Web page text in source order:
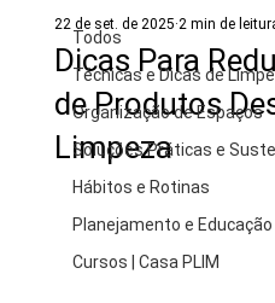
Todos
Técnicas e Dicas de
Organização de Espaços
Soluções Práticas e
Hábitos e Rotinas
Planejamento e Educação
Cursos | Casa PLIM
Dicas Para
de Produtos
Limpeza
22 de set. de 2025 2 min de